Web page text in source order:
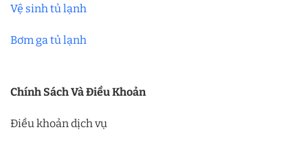
Vệ sinh tủ lạnh
Bơm ga tủ lạnh
Chính Sách Và Điều Khoản
Điều khoản dịch vụ